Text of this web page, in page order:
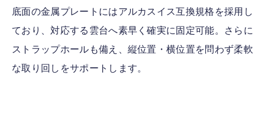
底面の金属プレートにはアルカスイス互換規格を採用し
ており、対応する雲台へ素早く確実に固定可能。さらに
ストラップホールも備え、縦位置・横位置を問わず柔軟
な取り回しをサポートします。